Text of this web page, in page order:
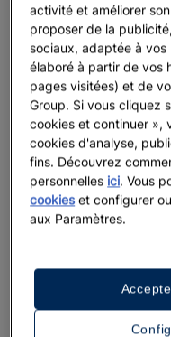
activité et améliorer
proposer de la
sociaux, adaptée à
élaboré à partir de vos
pages visitées) et de
Group. Si vous cliquez
cookies et continuer »,
cookies d'analyse,
fins. Découvrez
personnelles ici. Vous
cookies et configurer
aux Paramètres.